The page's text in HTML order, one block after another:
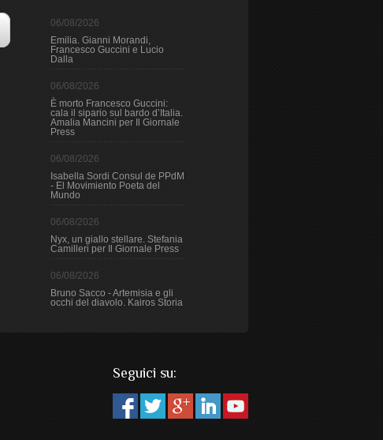
06/08/2026
Emilia. Gianni Morandi,
Francesco Guccini e Lucio
Dalla
06/08/2026
È morto Francesco Guccini:
cala il sipario sul bardo d’Italia.
Amalia Mancini per Il Giornale
Press
06/08/2026
Isabella Sordi Consul de PPdM
- El Movimiento Poeta del
Mundo
06/08/2026
Nyx, un giallo stellare. Stefania
Camilleri per Il Giornale Press
06/08/2026
Bruno Sacco - Artemisia e gli
occhi del diavolo. Kairos Storia
Seguici su: